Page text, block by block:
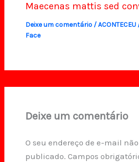
Maecenas mattis sed
Deixe um comentário /ACONTECEU
Face
Deixe um comentário
O seu endereço de e-mail
publicado. Campos